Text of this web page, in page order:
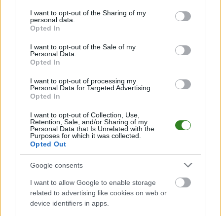
not limited to your visit or usage behaviour. You may click to
grant or deny consent to Google and its third-party tags to
use your data for below specified purposes in below Google
consent section.
I want to opt-out of the Sharing of my
personal data.
Opted In
I want to opt-out of the Sale of my
Personal Data.
Opted In
I want to opt-out of processing my
Personal Data for Targeted Advertising.
Opted In
I want to opt-out of Collection, Use,
Retention, Sale, and/or Sharing of my
Personal Data that Is Unrelated with the
Purposes for which it was collected.
Opted Out
Google consents
I want to allow Google to enable storage
related to advertising like cookies on web or
device identifiers in apps.
wykorzystał Seba (Sebastien Thill przyp.red.). To są pozytywy, że
w końcu coś wpadło, natomiast zabrakło piknikowo - wisienki
Rzeszów.
Więcej o lidze: I liga